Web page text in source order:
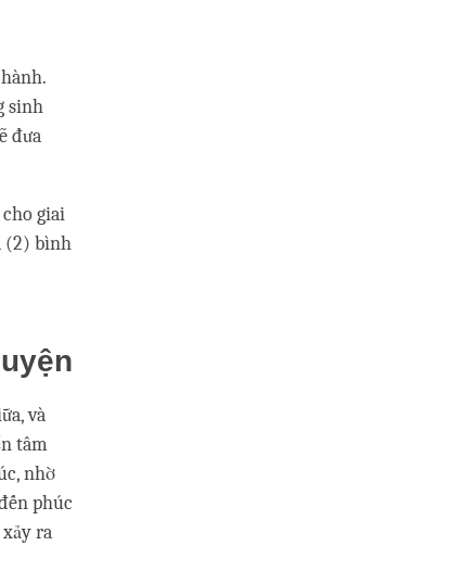
sinh
đưa
giai
(2) bình
và
tâm
nhờ
phúc
ra